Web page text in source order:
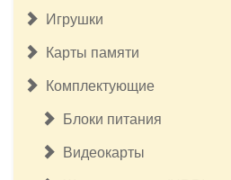
Игрушки
Карты памяти
Комплектующие
Блоки питания
Видеокарты